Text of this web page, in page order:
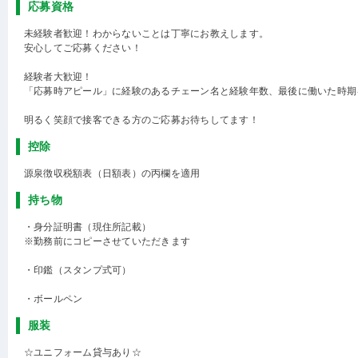
応募資格
未経験者歓迎！わからないことは丁寧にお教えします。
安心してご応募ください！
経験者大歓迎！
「応募時アピール」に経験のあるチェーン名と経験年数、最後に働いた時
明るく笑顔で接客できる方のご応募お待ちしてます！
控除
源泉徴収税額表（日額表）の丙欄を適用
持ち物
・身分証明書（現住所記載）
※勤務前にコピーさせていただきます
・印鑑（スタンプ式可）
・ボールペン
服装
☆ユニフォーム貸与あり☆